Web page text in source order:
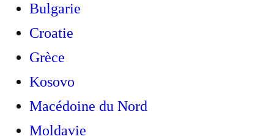
Bulgarie
Croatie
Grèce
Kosovo
Macédoine du Nord
Moldavie